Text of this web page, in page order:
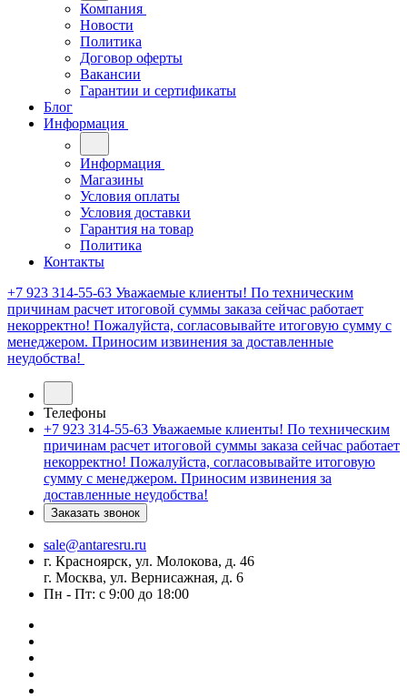
Компания
Новости
Политика
Договор оферты
Вакансии
Гарантии и сертификаты
Блог
Информация
Информация
Магазины
Условия оплаты
Условия доставки
Гарантия на товар
Политика
Контакты
+7 923 314-55-63 Уважаемые клиенты! По техническим
причинам расчет итоговой суммы заказа сейчас работает
некорректно! Пожалуйста, согласовывайте итоговую сумму с
менеджером. Приносим извинения за доставленные
неудобства!
Телефоны
+7 923 314-55-63 Уважаемые клиенты! По техническим
причинам расчет итоговой суммы заказа сейчас работает
некорректно! Пожалуйста, согласовывайте итоговую
сумму с менеджером. Приносим извинения за
доставленные неудобства!
Заказать звонок
sale@antaresru.ru
г. Красноярск, ул. Молокова, д. 46
г. Москва, ул. Вернисажная, д. 6
Пн - Пт: с 9:00 до 18:00